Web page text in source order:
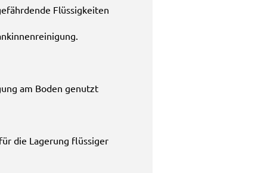
Flüssigkeiten
am Boden genutzt
die Lagerung flüssiger